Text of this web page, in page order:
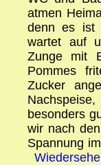
atmen
denn es ist
wartet auf
Zunge mit
Pommes
Zucker
besonders
wir nach
Spannung